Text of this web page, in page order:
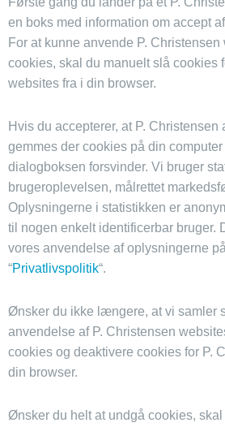
en boks med information om accept
For at kunne anvende P.
cookies, skal du manuelt slå cookies
websites fra i din browser.
Hvis du accepterer, at P. Christensen
gemmes der cookies på din
dialogboksen forsvinder. Vi bruger
brugeroplevelsen, målrettet
Oplysningerne i statistikken er
til nogen enkelt identificerbar bruger.
vores anvendelse af oplysningerne
“Privatlivspolitik“.
Ønsker du ikke længere, at vi samler
anvendelse af P. Christensen
cookies og deaktivere cookies for P.
din browser.
Ønsker du helt at undgå cookies,